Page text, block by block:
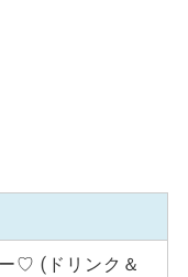
♡ (ドリンク＆